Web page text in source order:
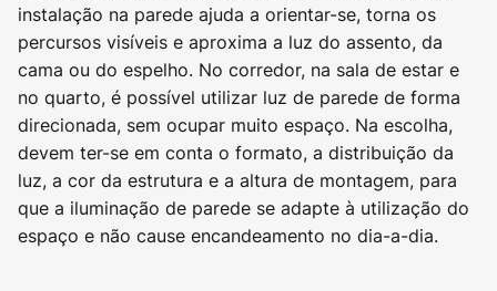
instalação na parede ajuda a orientar-se, torna os
percursos visíveis e aproxima a luz do assento, da
cama ou do espelho. No corredor, na sala de estar e
no quarto, é possível utilizar luz de parede de forma
direcionada, sem ocupar muito espaço. Na escolha,
devem ter-se em conta o formato, a distribuição da
luz, a cor da estrutura e a altura de montagem, para
que a iluminação de parede se adapte à utilização do
espaço e não cause encandeamento no dia-a-dia.